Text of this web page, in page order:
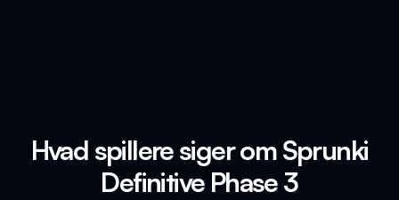
Hvad spillere siger om Sprunki
Definitive Phase 3